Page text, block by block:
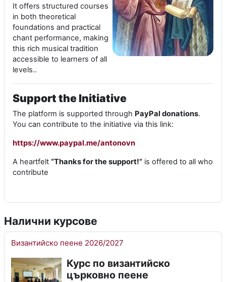
It offers structured courses
in both theoretical
foundations and practical
chant performance, making
this rich musical tradition
accessible to learners of all
levels..
Support the Initiative
The platform is supported through PayPal donations.
You can contribute to the initiative via this link:
https://www.paypal.me/antonovn
A heartfelt “Thanks for the support!” is offered to all who
contribute
Налични курсове
Византийско пеене 2026/2027
Курс по византийско
църковно пеене